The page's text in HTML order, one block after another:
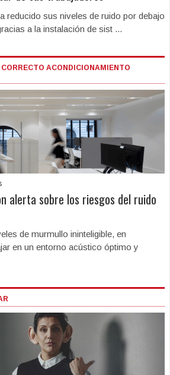
reducido sus niveles de ruido por debajo
a la instalación de sist ...
ACONDICIONAMIENTO
alerta sobre los riesgos del ruido
de murmullo ininteligible, en
en un entorno acústico óptimo y